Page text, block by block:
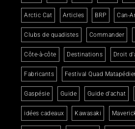
Arctic Cat Articles BRP Can-
Clubs de quadistes Commander
Côte-à-côte Destinations Droit
Fabricants Festival Quad
Gaspésie Guide Guide d'achat
idées cadeaux Kawasaki